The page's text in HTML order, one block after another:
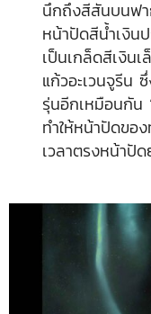
นึกถึงสีสันบนฟา
หน้าปัดสีน้ำเงิน
เป็นเกล็ดสีเงิน
แก้วอะเวนจูรีน
รุ่นอีกเหมือนกัน
ทำให้หน้าปัดขอ
เวลาตรงหน้าปั